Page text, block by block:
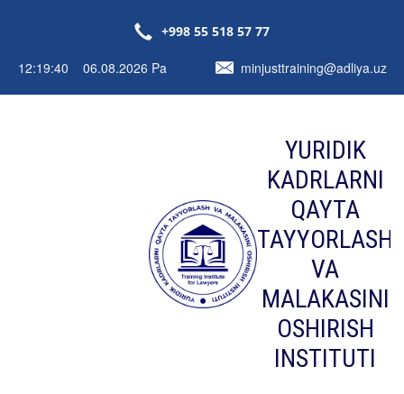
+998 55 518 57 77
12:19:41 06.08.2026 Pa minjusttraining@adliya.uz
YURIDIK
KADRLARNI
QAYTA
TAYYORLASH
VA
MALAKASINI
OSHIRISH
INSTITUTI